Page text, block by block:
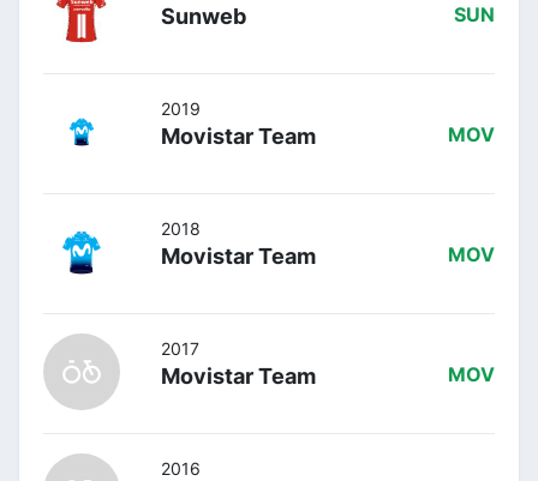
Sunweb SUN
2019
Movistar Team MOV
2018
Movistar Team MOV
2017
Movistar Team MOV
2016